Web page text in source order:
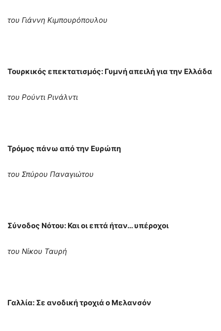
του Γιάννη Κιμπουρόπουλου
Τουρκικός επεκτατισμός: Γυμνή απειλή για την Ελλάδα
του Ρούντι Ρινάλντι
Τρόμος πάνω από την Ευρώπη
του Σπύρου Παναγιώτου
Σύνοδος Νότου: Και οι επτά ήταν… υπέροχοι
του Νίκου Ταυρή
Γαλλία: Σε ανοδική τροχιά ο Μελανσόν